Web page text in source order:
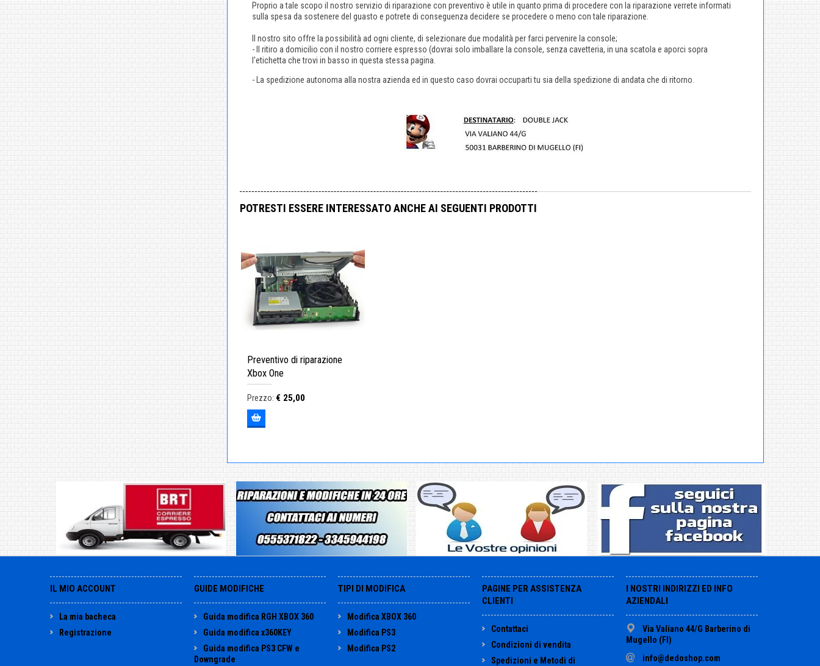
Proprio a tale scopo il nostro servizio di riparazione con preventivo è utile in quanto prima di procedere con la riparazione verrete informati
sulla spesa da sostenere del guasto e potrete di conseguenza decidere se procedere o meno con tale riparazione.
Il nostro sito offre la possibilità ad ogni cliente, di selezionare due modalità per farci pervenire la console;
- Il ritiro a domicilio con il nostro corriere espresso (dovrai solo imballare la console, senza cavetteria, in una scatola e aporci sopra
l'etichetta che trovi in basso in questa stessa pagina.
- La spedizione autonoma alla nostra azienda ed in questo caso dovrai occuparti tu sia della spedizione di andata che di ritorno.
POTRESTI ESSERE INTERESSATO ANCHE AI SEGUENTI PRODOTTI
Preventivo di riparazione
Xbox One
Prezzo: € 25,00
IL MIO ACCOUNT
La mia bacheca
Registrazione
GUIDE MODIFICHE
Guida modifica RGH XBOX 360
Guida modifica x360KEY
Guida modifica PS3 CFW e
Downgrade
TIPI DI MODIFICA
Modifica XBOX 360
Modifica PS3
Modifica PS2
PAGINE PER ASSISTENZA
CLIENTI
Contattaci
Condizioni di vendita
Spedizioni e Metodi di
I NOSTRI INDIRIZZI ED INFO
AZIENDALI
Via Valiano 44/G Barberino di
Mugello (FI)
info@dedoshop.com